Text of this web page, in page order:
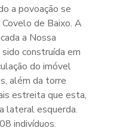
a povoação se
de Baixo. A
a Nossa
construída em
do imóvel
além da torre
estreita que esta,
lateral esquerda.
indivíduos.